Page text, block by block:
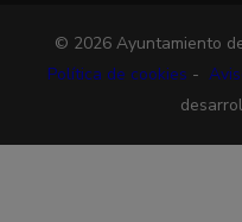
© 2026 Ayuntamiento
Política de cookies -